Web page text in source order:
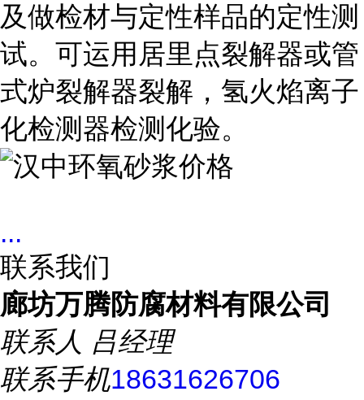
及做检材与定性样品的定性测
试。可运用居里点裂解器或管
式炉裂解器裂解，氢火焰离子
化检测器检测化验。
...
联系我们
廊坊万腾防腐材料有限公司
联系人 吕经理
联系手机18631626706